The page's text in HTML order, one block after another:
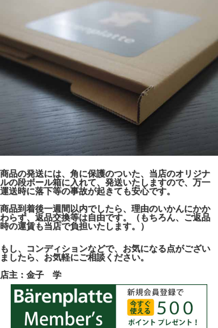
商品の発送には、角に保護のついた、当店のオリジナ
ルの段ボール箱に入れて、発送いたしますので、万一
運送時に落下等の事故が起きても安心です。
商品到着後一週間以内でしたら、理由のいかんにかか
わらず、返品交換等は自由です。（もちろん、ご返品
時の運賃も当店で負担いたします。）
もし、コンディションなどで、お気になる点がござい
ましたら、お気軽にご相談ください。
店主：金子 学